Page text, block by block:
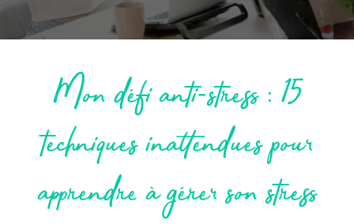
Mon défi anti-stress : 15
techniques inattendues pour
apprendre à gérer son stress